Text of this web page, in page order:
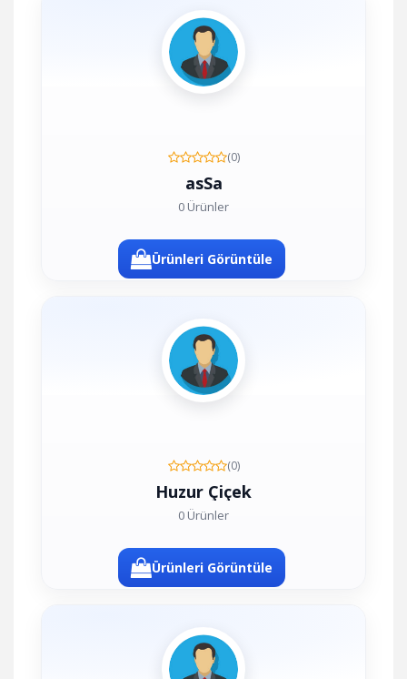
(0)
asSa
0 Ürünler
Ürünleri Görüntüle
(0)
Huzur Çiçek
0 Ürünler
Ürünleri Görüntüle